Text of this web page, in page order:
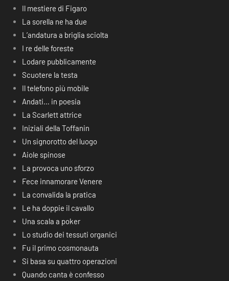
Il mestiere di Figaro
La sorella ne ha due
L’andatura a briglia sciolta
I re delle foreste
Lodare pubblicamente
Scuotere la testa
Il telefono più mobile
Andati… in poesia
La Scarlett attrice
Iniziali della Toffanin
Un signorotto del luogo
Aiole spinose
La provoca uno sforzo
Fece innamorare Venere
La convalida la pratica
Le ha doppie il cavallo
Una scala a poker
Lo studio dei tessuti organici
Fu il primo cosmonauta
Si basa su quattro operazioni
Quando canta è confesso